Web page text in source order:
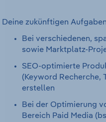
Deine zukünftigen
Bei verschiedenen,
sowie Marktplatz-
SEO-optimierte
(Keyword Recherche,
erstellen
Bei der Optimierung
Bereich Paid Media